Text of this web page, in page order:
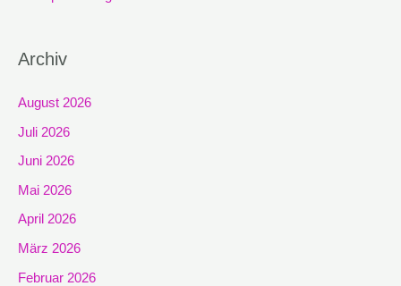
Archiv
August 2026
Juli 2026
Juni 2026
Mai 2026
April 2026
März 2026
Februar 2026